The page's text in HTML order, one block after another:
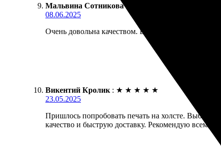
Мальвина Сотникова
08.06.2025
Очень довольна качеством. Быстро приняли заказ,
Викентий Кролик : ★ ★ ★ ★ ★
23.05.2025
Пришлось попробовать печать на холсте. Выбор
качество и быструю доставку. Рекомендую всем,